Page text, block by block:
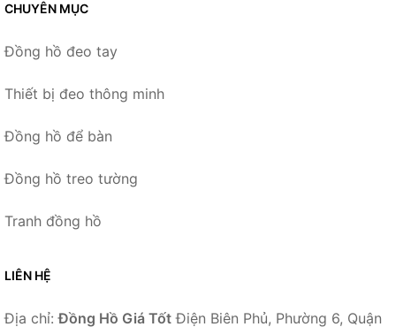
CHUYÊN MỤC
Đồng hồ đeo tay
Thiết bị đeo thông minh
Đồng hồ để bàn
Đồng hồ treo tường
Tranh đồng hồ
LIÊN HỆ
Địa chỉ:Đồng Hồ Giá Tốt Điện Biên Phủ, Phường 6, Quận